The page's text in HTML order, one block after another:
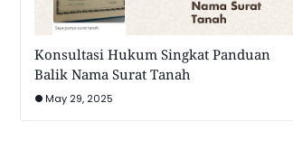
Konsultasi Hukum Singkat Panduan
Balik Nama Surat Tanah
May 29, 2025